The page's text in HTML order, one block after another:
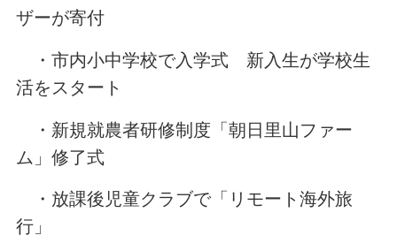
ザーが寄付
・市内小中学校で入学式 新入生が学校生
活をスタート
・新規就農者研修制度「朝日里山ファー
ム」修了式
・放課後児童クラブで「リモート海外旅
行」